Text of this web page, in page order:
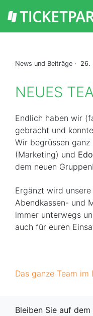
News und Beiträge · 26.
NEUES
Endlich haben wir
gebracht und
Wir begrüssen ganz
(Marketing) und
dem neuen
Ergänzt wird
Abendkassen- und
immer unterwegs
auch für euren
Das ganze Team
Bleiben Sie auf